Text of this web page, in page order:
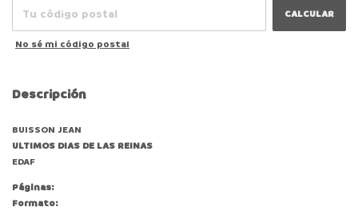
CALCULAR
No sé mi código postal
Descripción
BUISSON JEAN
ULTIMOS DIAS DE LAS REINAS
EDAF
Páginas:
Formato: